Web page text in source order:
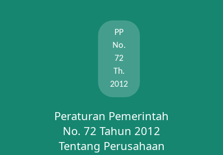
PP
No.
72
Th.
2012
Peraturan Pemerintah
No. 72 Tahun 2012
Tentang Perusahaan